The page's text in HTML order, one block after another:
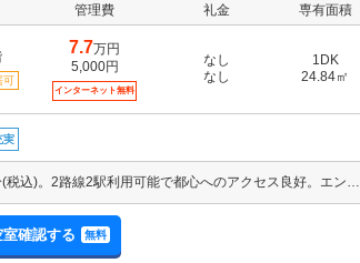
管理費
礼金
専有面積
可
7.7万円
5,000円
インターネット無料
なし
なし
1DK
24.84㎡
実
仲介手数料家賃の0.55ヵ月分(税込)。2路線2駅利用可能で都心へのアクセス良好。エントランスオートロック。バイク置き場あり。インターネット無料。TVモニター付インターホン。便利な宅配BOX。
室確認する 無料